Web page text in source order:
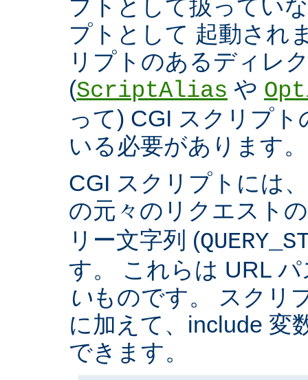
プトとして扱ってい
プトとして 起動され
リプトのあるディレ
(ScriptAlias や
って) CGI スクリプ
いる必要があります。
CGI スクリプトには
の元々のリクエスト
リー文字列 (
す。 これらは URL
いものです。 スクリ
に加えて、include 変
できます。